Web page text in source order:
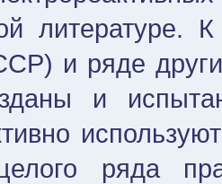
литературе.
и ряде
и
ряда